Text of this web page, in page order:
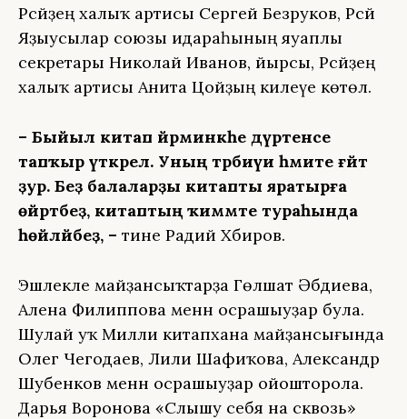
Рәсәйҙең халыҡ артисы Сергей Безруков, Рәсәй
Яҙыусылар союзы идараһының яуаплы
секретары Николай Иванов, йырсы, Рәсәйҙең
халыҡ артисы Анита Цойҙың килеүе көтөлә.
– Быйыл китап йәрминкәһе дүртенсе
тапҡыр үткәрелә. Уның тәрбиәүи әһәмиәте ғәйәт
ҙур. Беҙ балаларҙы китапты яратырға
өйрәтәбеҙ, китаптың ҡиммәте тураһында
һөйләйбеҙ, – тине Радий Хәбиров.
Эшлекле майҙансыҡтарҙа Гөлшат Әбдиева,
Алена Филиппова менән осрашыуҙар була.
Шулай уҡ Милли китапхана майҙансығында
Олег Чегодаев, Лилиә Шафиҡова, Александр
Шубенков менән осрашыуҙар ойошторола.
Дарья Воронова «Слышу себя на сквозь»